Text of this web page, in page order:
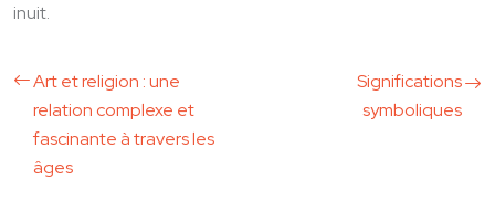
inuit.
Art et religion : une
relation complexe et
fascinante à travers les
âges
Significations
symboliques